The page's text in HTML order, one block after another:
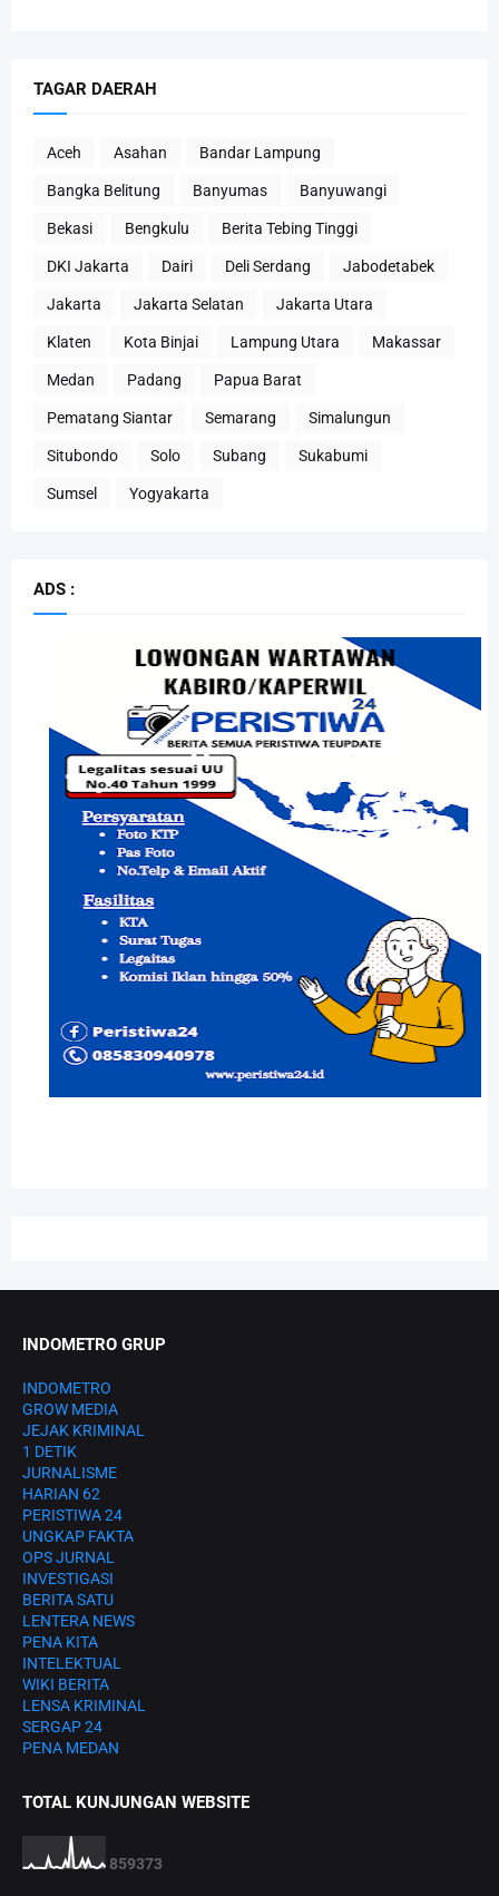
TAGAR DAERAH
Aceh Asahan Bandar Lampung
Bangka Belitung Banyumas Banyuwangi
Bekasi Bengkulu Berita Tebing Tinggi
DKI Jakarta Dairi Deli Serdang Jabodetabek
Jakarta Jakarta Selatan Jakarta Utara
Klaten Kota Binjai Lampung Utara Makassar
Medan Padang Papua Barat
Pematang Siantar Semarang Simalungun
Situbondo Solo Subang Sukabumi
Sumsel Yogyakarta
ADS :
INDOMETRO GRUP
INDOMETRO
GROW MEDIA
JEJAK KRIMINAL
1 DETIK
JURNALISME
HARIAN 62
PERISTIWA 24
UNGKAP FAKTA
OPS JURNAL
INVESTIGASI
BERITA SATU
LENTERA NEWS
PENA KITA
INTELEKTUAL
WIKI BERITA
LENSA KRIMINAL
SERGAP 24
PENA MEDAN
TOTAL KUNJUNGAN WEBSITE
859373